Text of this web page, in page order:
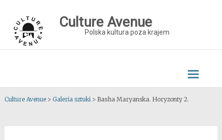
content
Culture Avenue
Polska kultura poza krajem
Culture Avenue> Galeria sztuki> Basha Maryanska. Horyzonty 2.